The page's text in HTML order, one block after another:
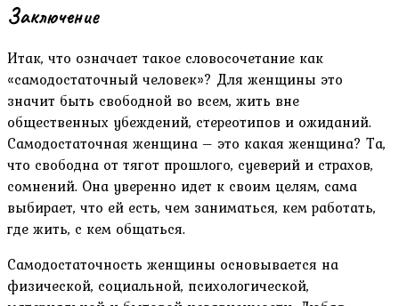
Заключение
Итак, что означает такое словосочетание как
«самодостаточный человек»? Для женщины это
значит быть свободной во всем, жить вне
общественных убеждений, стереотипов и ожиданий.
Самодостаточная женщина – это какая женщина? Та,
что свободна от тягот прошлого, суеверий и страхов,
сомнений. Она уверенно идет к своим целям, сама
выбирает, что ей есть, чем заниматься, кем работать,
где жить, с кем общаться.
Самодостаточность женщины основывается на
физической, социальной, психологической,